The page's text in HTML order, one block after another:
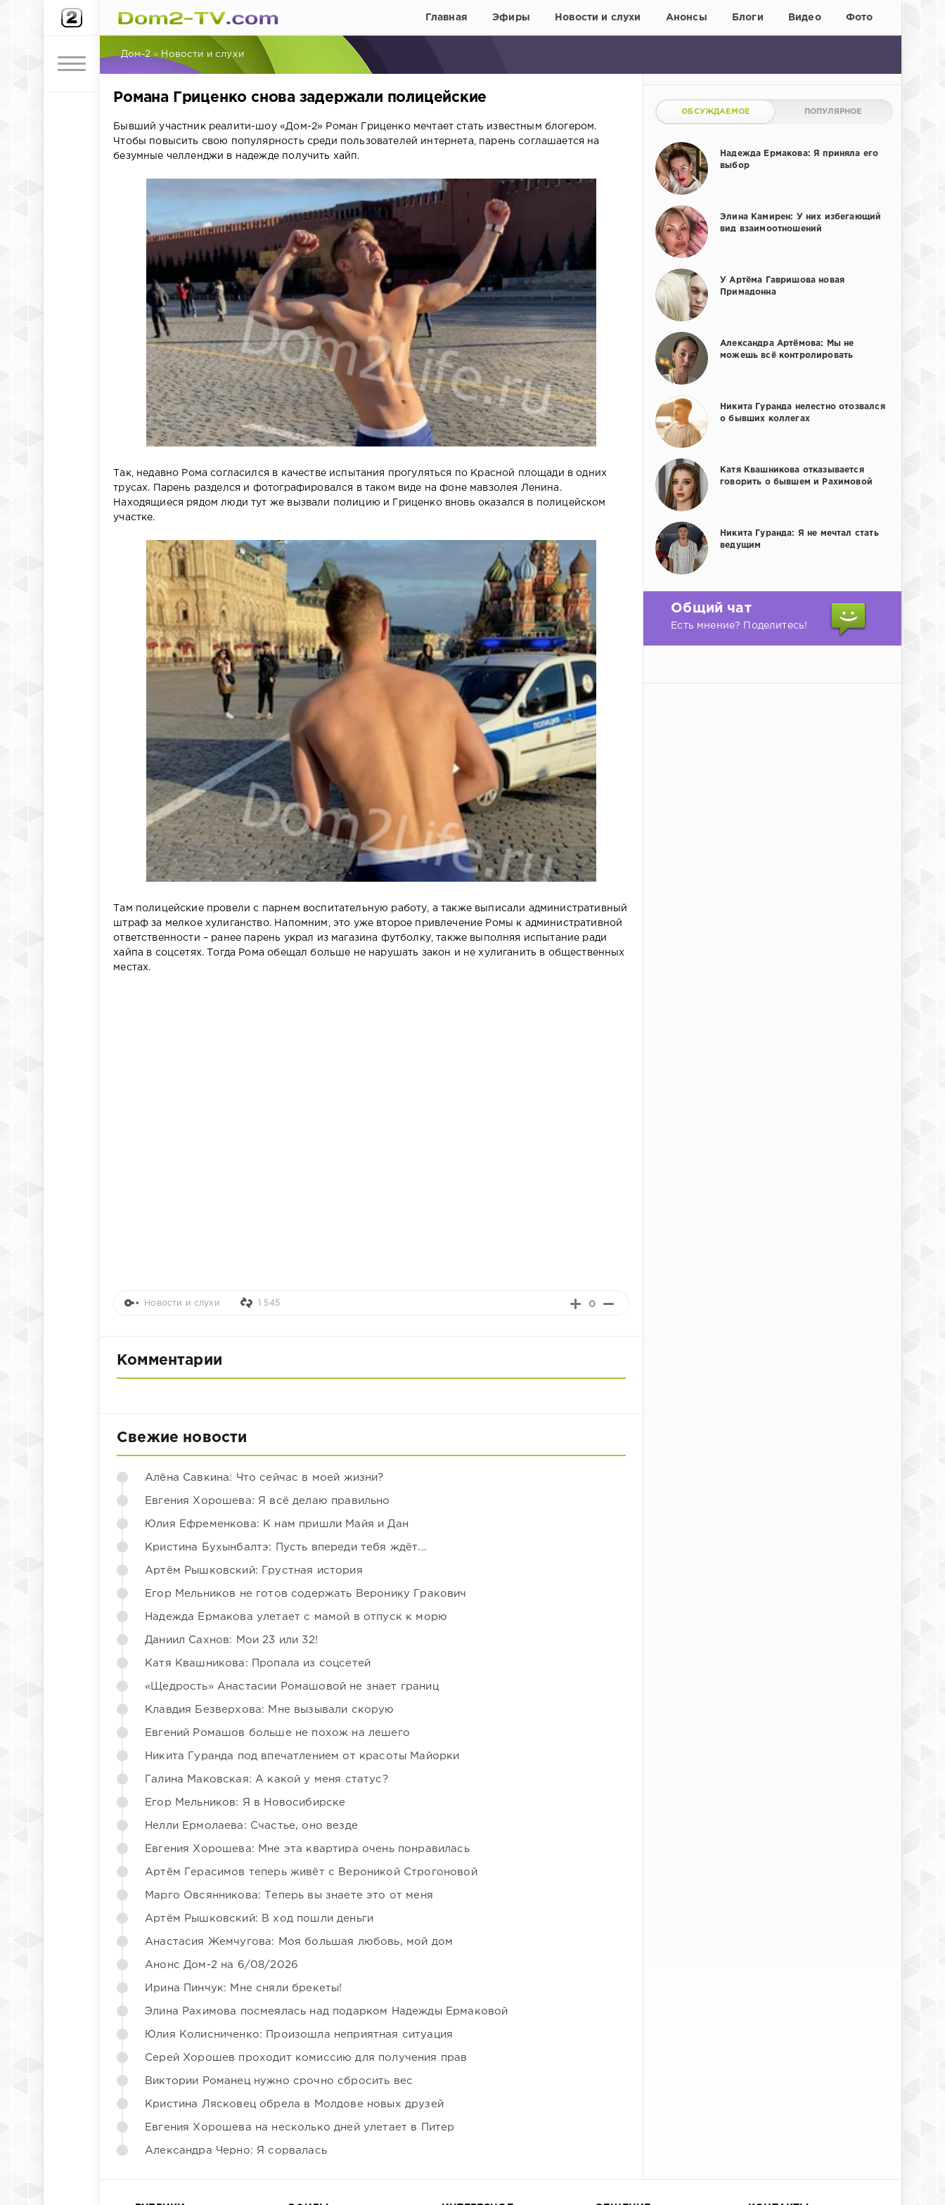
Главная Эфиры Новости и слухи Анонсы Блоги Видео Фото
Дом-2 » Новости и слухи
Романа Гриценко снова задержали полицейские
Бывший участник реалити-шоу «Дом-2» Роман Гриценко мечтает стать известным блогером.
Чтобы повысить свою популярность среди пользователей интернета, парень соглашается на
безумные челленджи в надежде получить хайп.
Так, недавно Рома согласился в качестве испытания прогуляться по Красной площади в одних
трусах. Парень разделся и фотографировался в таком виде на фоне мавзолея Ленина.
Находящиеся рядом люди тут же вызвали полицию и Гриценко вновь оказался в полицейском
участке.
Там полицейские провели с парнем воспитательную работу, а также выписали административный
штраф за мелкое хулиганство. Напомним, это уже второе привлечение Ромы к административной
ответственности – ранее парень украл из магазина футболку, также выполняя испытание ради
хайпа в соцсетях. Тогда Рома обещал больше не нарушать закон и не хулиганить в общественных
местах.
0
Новости и слухи 1 545
Комментарии
Свежие новости
Алёна Савкина: Что сейчас в моей жизни?
Евгения Хорошева: Я всё делаю правильно
Юлия Ефременкова: К нам пришли Майя и Дан
Кристина Бухынбалтэ: Пусть впереди тебя ждёт...
Артём Рышковский: Грустная история
Егор Мельников не готов содержать Веронику Гракович
Надежда Ермакова улетает с мамой в отпуск к морю
Даниил Сахнов: Мои 23 или 32!
Катя Квашникова: Пропала из соцсетей
«Щедрость» Анастасии Ромашовой не знает границ
Клавдия Безверхова: Мне вызывали скорую
Евгений Ромашов больше не похож на лешего
Никита Гуранда под впечатлением от красоты Майорки
Галина Маковская: А какой у меня статус?
Егор Мельников: Я в Новосибирске
Нелли Ермолаева: Счастье, оно везде
Евгения Хорошева: Мне эта квартира очень понравилась
Артём Герасимов теперь живёт с Вероникой Строгоновой
Марго Овсянникова: Теперь вы знаете это от меня
Артём Рышковский: В ход пошли деньги
Анастасия Жемчугова: Моя большая любовь, мой дом
Анонс Дом-2 на 6/08/2026
Ирина Пинчук: Мне сняли брекеты!
Элина Рахимова посмеялась над подарком Надежды Ермаковой
Юлия Колисниченко: Произошла неприятная ситуация
Серей Хорошев проходит комиссию для получения прав
Виктории Романец нужно срочно сбросить вес
Кристина Лясковец обрела в Молдове новых друзей
Евгения Хорошева на несколько дней улетает в Питер
Александра Черно: Я сорвалась
ОБСУЖДАЕМОЕ ПОПУЛЯРНОЕ
Надежда Ермакова: Я приняла его
выбор
Элина Камирен: У них избегающий
вид взаимоотношений
У Артёма Гавришова новая
Примадонна
Александра Артёмова: Мы не
можешь всё контролировать
Никита Гуранда нелестно отозвался
о бывших коллегах
Катя Квашникова отказывается
говорить о бывшем и Рахимовой
Никита Гуранда: Я не мечтал стать
ведущим
Общий чат
Есть мнение? Поделитесь!